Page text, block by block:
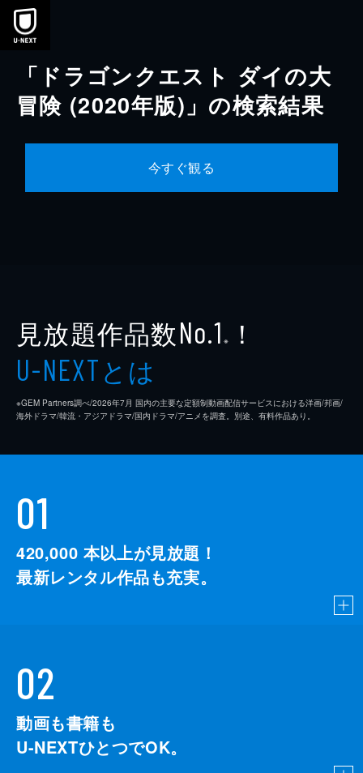
本文へスキップ
「ドラゴンクエスト ダイの大
冒険 (2020年版)」の検索結果
今すぐ観る
見放題作品数No.1 ※ ！
U-NEXTとは
※GEM Partners調べ/2026年7⽉ 国内の主要な定額制動画配信サービスにおける洋画/邦画/
海外ドラマ/韓流・アジアドラマ/国内ドラマ/アニメを調査。別途、有料作品あり。
01
420,000 本以上が見放題！
最新レンタル作品も充実。
02
動画も書籍も
U-NEXTひとつでOK。